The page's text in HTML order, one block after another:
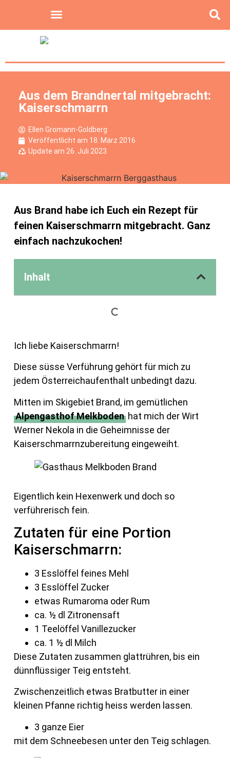
Aus dem Brandnertal mitgebracht:
Kaiserschmarrn
Ellen Gromann-Goldberg
Veröffentlicht am 18. März 2016
Update am 26. Juli 2023
Aus Brand habe ich Euch ein Rezept für
feinen Kaiserschmarrn mitgebracht. Ganz
einfach nachzukochen!
Inhalt
Ich liebe Kaiserschmarrn!
Diese süsse Verführung gehört für mich zu
jedem Österreichaufenthalt unbedingt dazu.
Mitten im Skigebiet Brand, im gemütlichen
Alpengasthof Melkbodenhat mich der Wirt
Werner Nekola in die Geheimnisse der
Kaiserschmarrnzubereitung eingeweiht.
Eigentlich kein Hexenwerk und doch so
verführerisch fein.
Zutaten für eine Portion
Kaiserschmarrn:
3 Esslöffel feines Mehl
3 Esslöffel Zucker
etwas Rumaroma oder Rum
ca. ½ dl Zitronensaft
1 Teelöffel Vanillezucker
ca. 1 ½ dl Milch
Diese Zutaten zusammen glattrühren, bis ein
dünnflüssiger Teig entsteht.
Zwischenzeitlich etwas Bratbutter in einer
kleinen Pfanne richtig heiss werden lassen.
3 ganze Eier
mit dem Schneebesen unter den Teig schlagen.